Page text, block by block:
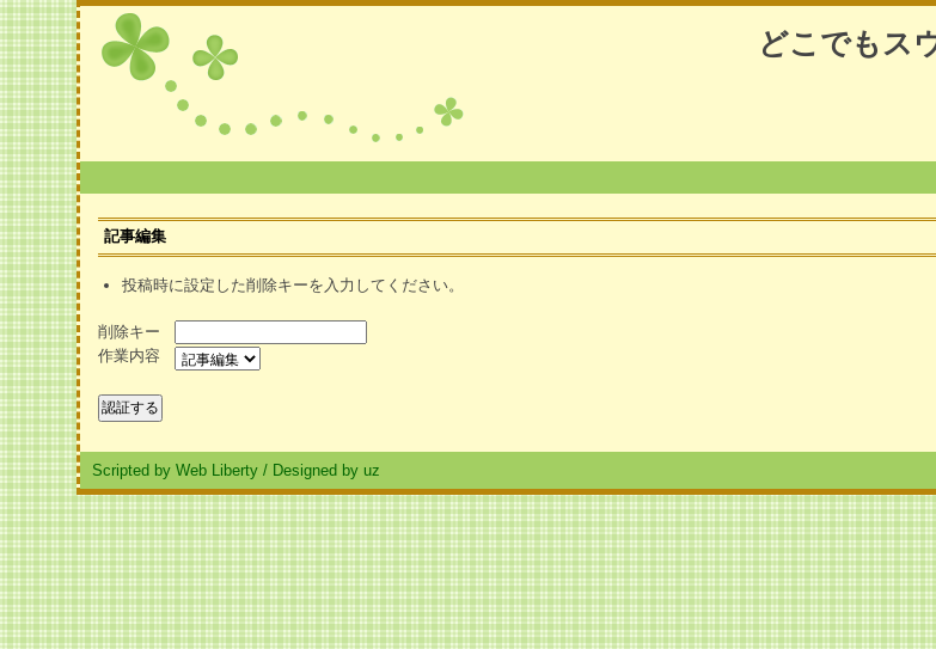
どこでもス
記事編集
投稿時に設定した削除キーを入力してください。
削除キー
作業内容
Scripted by Web Liberty / Designed by uz